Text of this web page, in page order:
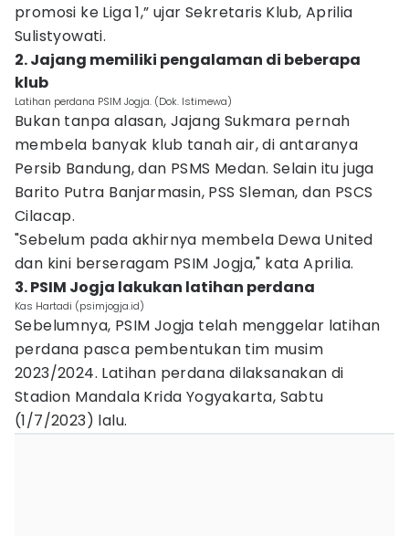
promosi ke Liga 1,” ujar Sekretaris Klub, Aprilia
Sulistyowati.
2. Jajang memiliki pengalaman di beberapa
klub
Latihan perdana PSIM Jogja. (Dok. Istimewa)
Bukan tanpa alasan, Jajang Sukmara pernah
membela banyak klub tanah air, di antaranya
Persib Bandung, dan PSMS Medan. Selain itu juga
Barito Putra Banjarmasin, PSS Sleman, dan PSCS
Cilacap.
"Sebelum pada akhirnya membela Dewa United
dan kini berseragam PSIM Jogja," kata Aprilia.
3. PSIM Jogja lakukan latihan perdana
Kas Hartadi (psimjogja.id)
Sebelumnya, PSIM Jogja telah menggelar latihan
perdana pasca pembentukan tim musim
2023/2024. Latihan perdana dilaksanakan di
Stadion Mandala Krida Yogyakarta, Sabtu
(1/7/2023) lalu.